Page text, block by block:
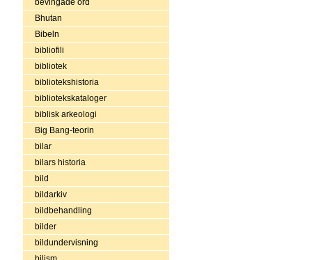
bevingade ord
Bhutan
Bibeln
bibliofili
bibliotek
bibliotekshistoria
bibliotekskataloger
biblisk arkeologi
Big Bang-teorin
bilar
bilars historia
bild
bildarkiv
bildbehandling
bilder
bildundervisning